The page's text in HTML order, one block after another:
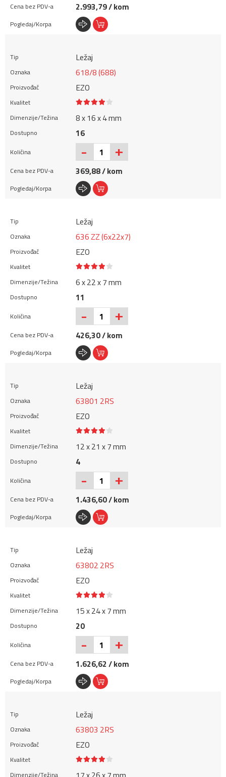
2.993,79 / kom
Ležaj
618/8 (688)
EZO
8 x 16 x 4 mm
16
- +
369,88 / kom
Ležaj
636 ZZ (6x22x7)
EZO
6 x 22 x 7 mm
11
- +
426,30 / kom
Ležaj
63801 2RS
EZO
12 x 21 x 7 mm
4
- +
1.436,60 / kom
Ležaj
63802 2RS
EZO
15 x 24 x 7 mm
20
- +
1.626,62 / kom
Ležaj
63803 2RS
EZO